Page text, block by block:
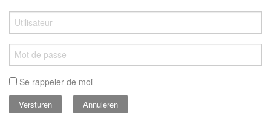
Se rappeler de moi
Annuleren